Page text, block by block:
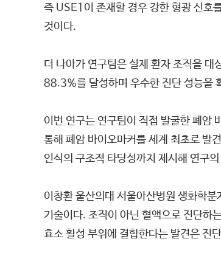
즉 USE1이 존재할 경우 강한 형광 신호
것이다.
더 나아가 연구팀은 실제 환자 조직을
88.3%를 달성하며 우수한 진단 성능을
이번 연구는 연구팀이 직접 발굴한 폐암
통해 폐암 바이오마커를 세계 최초로 발
인식의 구조적 타당성까지 제시해 연구
이창환 울산의대 서울아산병원 생화학
기술이다. 조직이 아닌 혈액으로 진단하
효소 활성 부위에 결합한다는 발견은 진